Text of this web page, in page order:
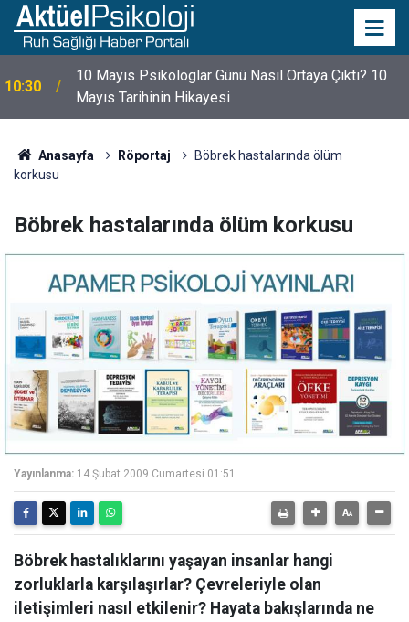
10:30
10 Mayıs Psikologlar Günü Nasıl Ortaya Çıktı? 10
Mayıs Tarihinin Hikayesi
Anasayfa Röportaj
Böbrek hastalarında ölüm
korkusu
Böbrek hastalarında ölüm korkusu
Yayınlanma: 14 Şubat 2009 Cumartesi 01:51
Böbrek hastalıklarını yaşayan insanlar hangi
zorluklarla karşılaşırlar? Çevreleriyle olan
iletişimleri nasıl etkilenir? Hayata bakışlarında ne